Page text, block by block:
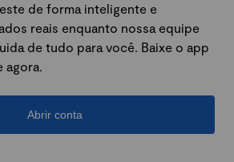
de forma inteligente e
reais enquanto nossa equipe
de tudo para você. Baixe o app
agora.
Abrir conta